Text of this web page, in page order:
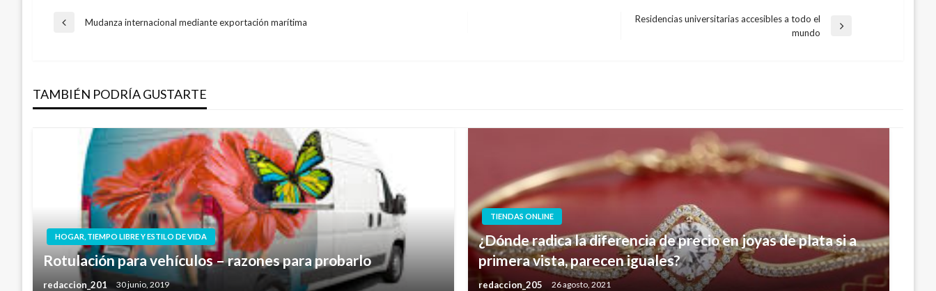
Navegación
entradas
Entrada
Mudanza internacional mediante exportación marítima
Residencias universitarias accesibles a todo el
mundo
TAMBIÉN PODRÍA GUSTARTE
HOGAR, TIEMPO LIBRE Y ESTILO DE VIDA
Rotulación para vehículos – razones para probarlo
redaccion_201 30 junio, 2019
TIENDAS ONLINE
¿Dónde radica la diferencia de precio en joyas de plata si a
primera vista, parecen iguales?
redaccion_205 26 agosto, 2021